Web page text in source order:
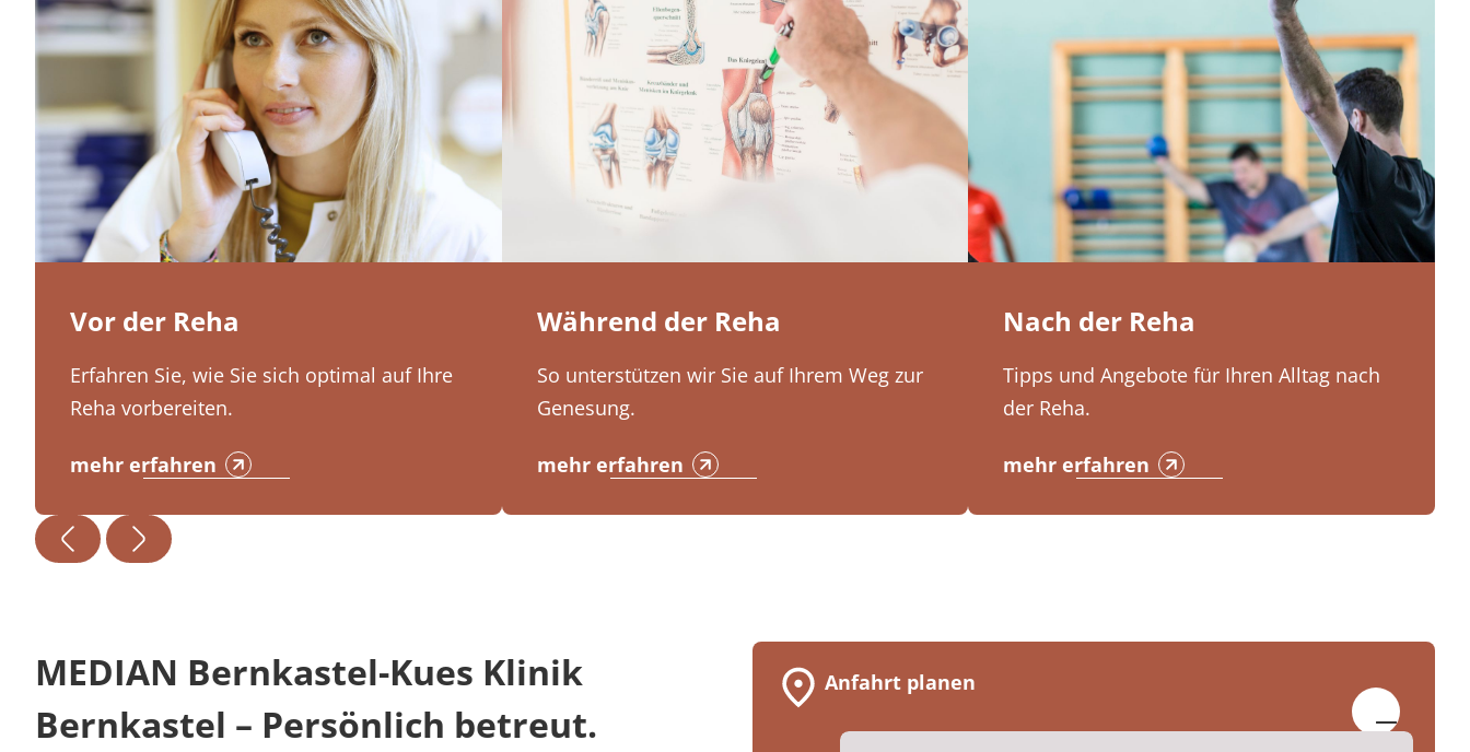
Vor der Reha
Erfahren Sie, wie Sie sich optimal auf Ihre
Reha vorbereiten.
mehr erfahren
Während der Reha
So unterstützen wir Sie auf Ihrem Weg zur
Genesung.
mehr erfahren
Nach der Reha
Tipps und Angebote für Ihren Alltag nach
der Reha.
mehr erfahren
MEDIAN Bernkastel-Kues Klinik
Bernkastel – Persönlich betreut.
Anfahrt planen